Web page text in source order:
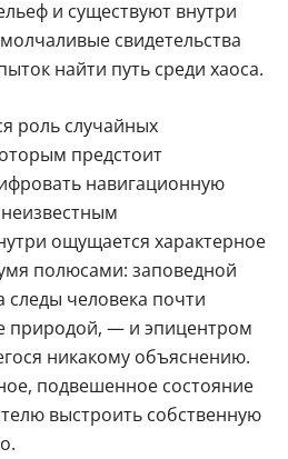
и существуют внутри
свидетельства
найти путь среди хаоса.
роль случайных
предстоит
навигационную
ощущается характерное
полюсами: заповедной
следы человека почти
природой, — и эпицентром
никакому объяснению.
подвешенное состояние
выстроить собственную